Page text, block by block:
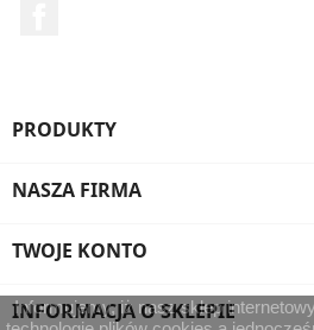
PRODUKTY
NASZA FIRMA
TWOJE KONTO
INFORMACJA O SKLEPIE
Informujemy, iż nasz sklep